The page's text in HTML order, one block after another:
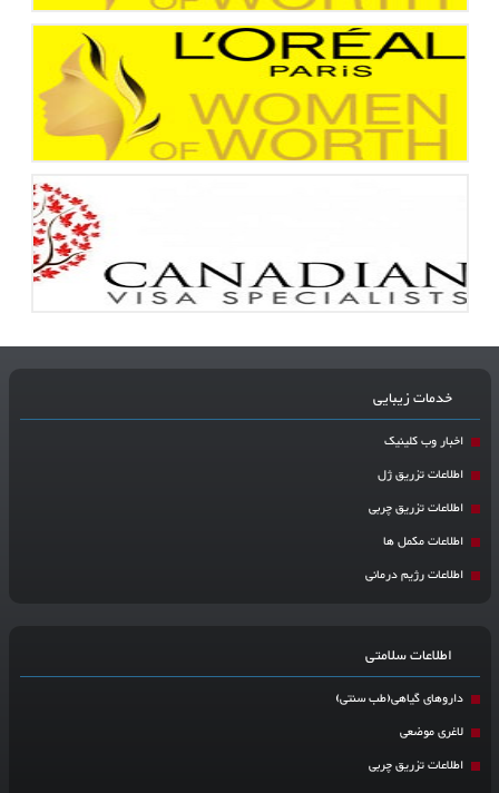
خدمات زیبایی
اخبار وب کلینیک
اطلاعات تزریق ژل
اطلاعات تزریق چربی
اطلاعات مکمل ها
اطلاعات رژیم درمانی
اطلاعات سلامتی
داروهای گیاهی(طب سنتی)
لاغری موضعی
اطلاعات تزریق چربی